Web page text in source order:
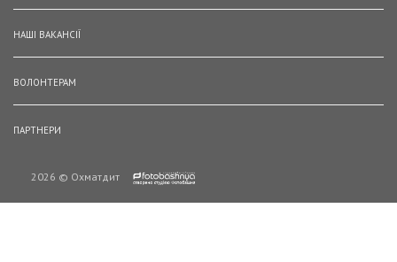
НАШІ ВАКАНСІЇ
ВОЛОНТЕРАМ
ПАРТНЕРИ
2026 © Охматдит